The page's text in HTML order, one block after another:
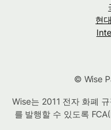
현
© Wise
Wise는 2011 전자 화폐
를 발행할 수 있도록